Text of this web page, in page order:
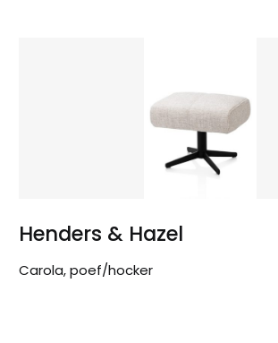
Henders & Hazel
Carola, poef/hocker